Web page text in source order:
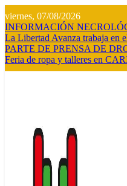
al
contenido
viernes, 07/08/2026
INFORMACIÓN
La Libertad Avanza trabaja en
PARTE DE PRENSA DE
Feria de ropa y talleres en